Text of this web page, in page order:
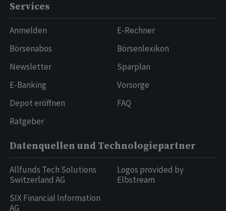
Services
Anmelden
Börsenabos
Newsletter
E-Banking
Depot eröffnen
Ratgeber
E-Rechner
Börsenlexikon
Sparplan
Vorsorge
FAQ
Datenquellen und Technologiepartner
Allfunds Tech Solutions
Switzerland AG
SIX Financial Information
AG
Logos provided by
Elbstream